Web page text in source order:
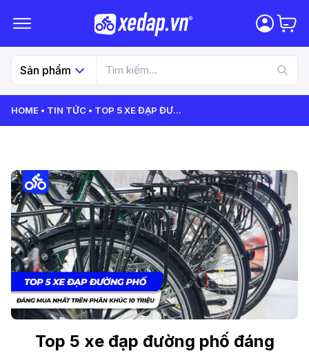
Sản phẩm
HOME TIN TỨC TOP 5 XE ĐẠP ĐƯ...
Top 5 xe đạp đường phố đáng